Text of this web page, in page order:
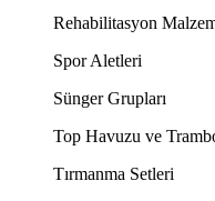
Rehabilitasyon
Spor Aletleri
Sünger Grupları
Top Havuzu ve
Tırmanma Setleri